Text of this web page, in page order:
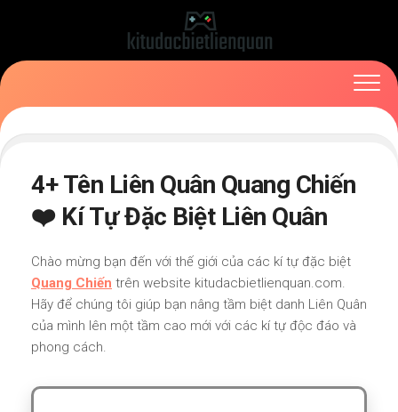
4+ Tên Liên Quân Quang Chiến
❤️ Kí Tự Đặc Biệt Liên Quân
Chào mừng bạn đến với thế giới của các kí tự đặc biệt
Quang Chiến trên website kitudacbietlienquan.com.
Hãy để chúng tôi giúp bạn nâng tầm biệt danh Liên Quân
của mình lên một tầm cao mới với các kí tự độc đáo và
phong cách.